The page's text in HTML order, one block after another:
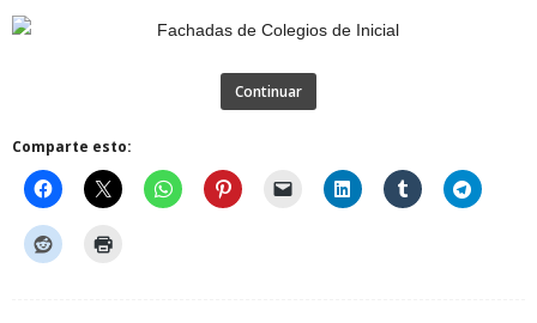
Continuar
Comparte esto: